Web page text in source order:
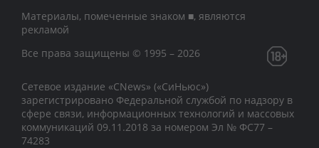
Материалы, помеченные знаком ■, являются
рекламой
Все права защищены © 1995 – 2026
Сетевое издание «CNews» («СиНьюс»)
зарегистрировано Федеральной службой по надзору в
сфере связи, информационных технологий и массовых
коммуникаций 09.11.2018 за номером Эл № ФС77 –
74283